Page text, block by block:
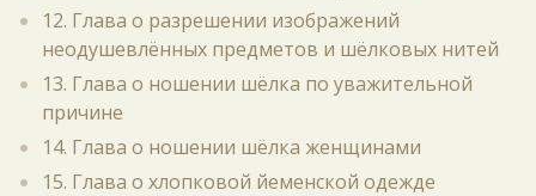
12. Глава о разрешении изображений
неодушевлённых предметов и шёлковых нитей
13. Глава о ношении шёлка по уважительной
причине
14. Глава о ношении шёлка женщинами
15. Глава о хлопковой йеменской одежде